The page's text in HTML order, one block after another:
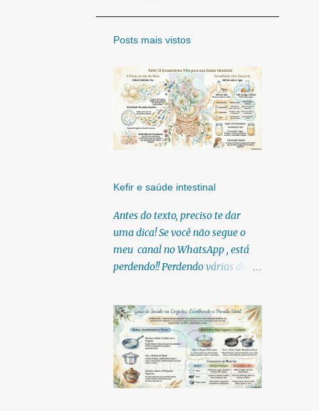
Posts mais vistos
Kefir e saúde intestinal
Antes do texto, preciso te dar
uma dica! Se você não segue o
meu canal no WhatsApp , está
perdendo!! Perdendo várias dicas,
infográficos, o link para
download dos meus e-books.
Para acessar clique no link:
https://whatsapp.com/channel/0
029Vb6U4AqKgsNzkBhubA40